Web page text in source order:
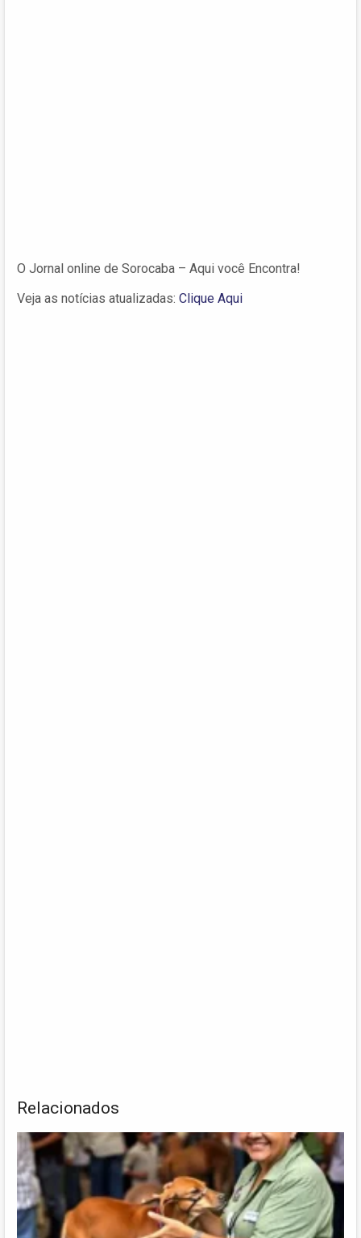
O Jornal online de Sorocaba – Aqui você Encontra!
Veja as notícias atualizadas: Clique Aqui
Relacionados